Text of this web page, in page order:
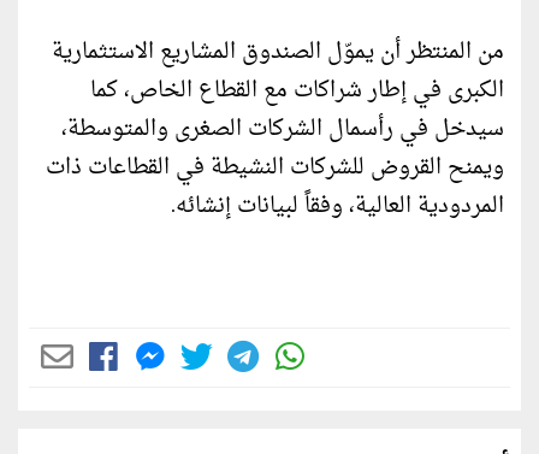
من المنتظر أن يموّل الصندوق المشاريع الاستثمارية
الكبرى في إطار شراكات مع القطاع الخاص، كما
سيدخل في رأسمال الشركات الصغرى والمتوسطة،
ويمنح القروض للشركات النشيطة في القطاعات ذات
المردودية العالية، وفقاً لبيانات إنشائه.